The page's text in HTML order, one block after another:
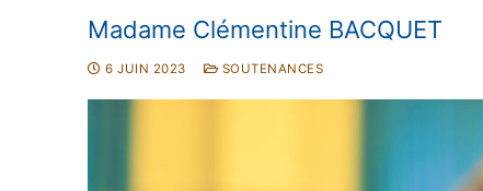
Madame Clémentine BACQUET
6 JUIN 2023 SOUTENANCES